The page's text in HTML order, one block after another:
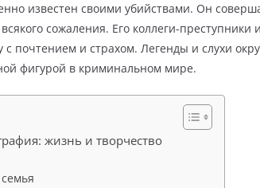
известен своими убийствами. Он
сожаления. Его коллеги-
почтением и страхом. Легенды и слухи
фигурой в криминальном мире.
жизнь и творчество